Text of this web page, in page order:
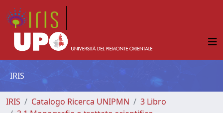
IRIS
IRIS Catalogo Ricerca UNIPMN
3 Libro